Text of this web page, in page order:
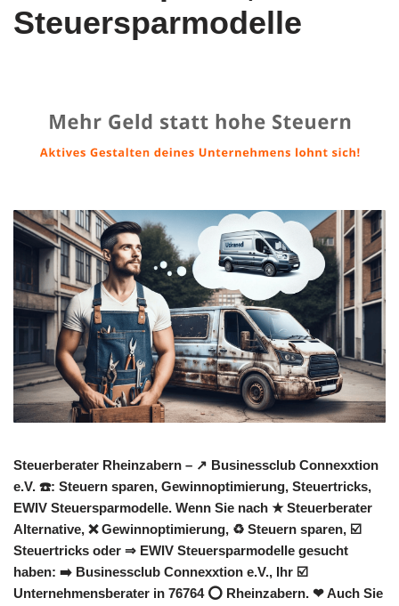
Steuersparmodelle
Steuerberater Rheinzabern – ↗️ Businessclub Connexxtion
e.V. ☎️: Steuern sparen, Gewinnoptimierung, Steuertricks,
EWIV Steuersparmodelle. Wenn Sie nach ★ Steuerberater
Alternative, ❌ Gewinnoptimierung, ♻ Steuern sparen, ☑️
Steuertricks oder ⇒ EWIV Steuersparmodelle gesucht
haben: ➡️ Businessclub Connexxtion e.V., Ihr ☑️
Unternehmensberater in 76764 ⭕ Rheinzabern. ❤ Auch Sie